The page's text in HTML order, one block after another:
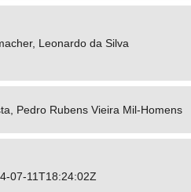
Leonardo da Silva
Pedro Rubens Vieira Mil-Homens
07-11T18:24:02Z